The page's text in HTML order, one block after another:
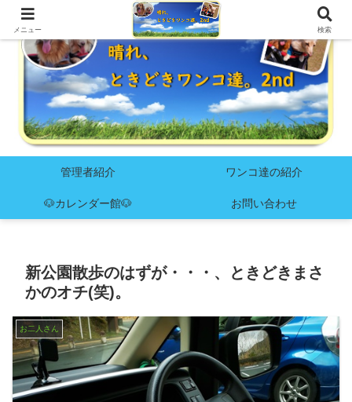
管理者紹介 ワンコ達の紹介
🐶カレンダー館🐶 お問い合わせ
新公園散歩のはずが・・・、ときどきまさ
かのオチ(笑)。
お二人さん
メニュー 検索